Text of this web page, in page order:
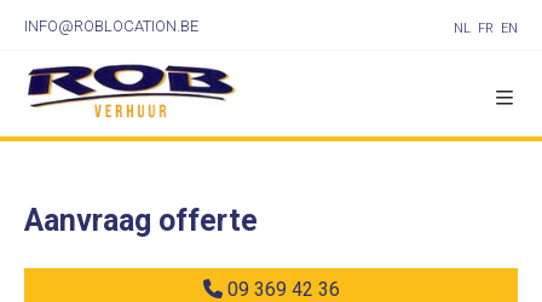
INFO@ROBLOCATION.BE NL FR EN
Aanvraag offerte
09 369 42 36